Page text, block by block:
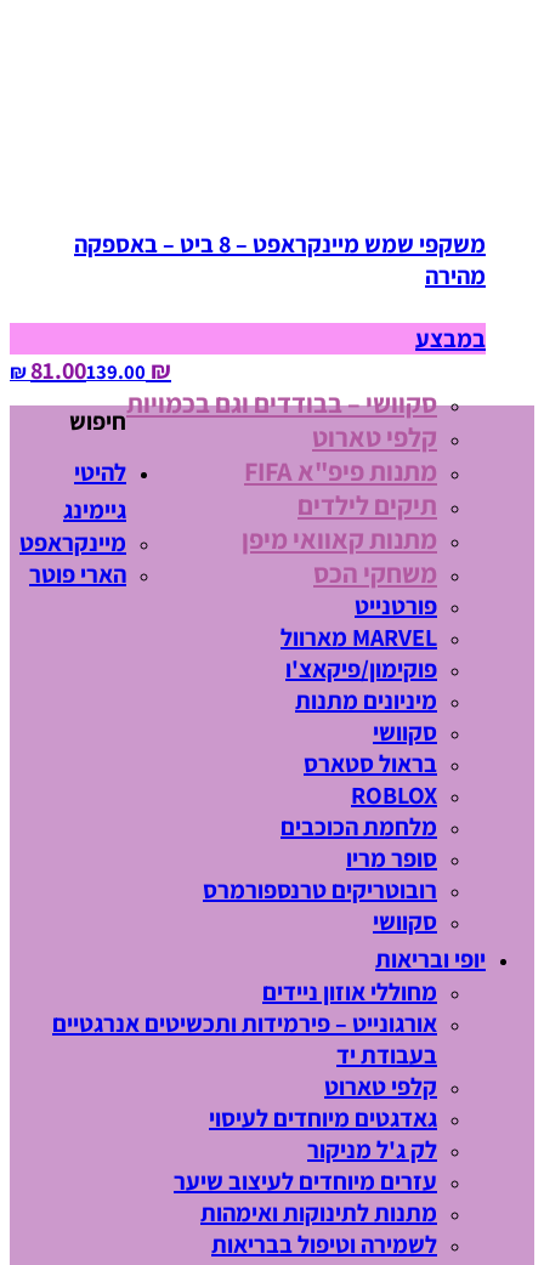
משקפי שמש מיינקראפט – 8 ביט – באספקה
מהירה
במבצע
₪ 81.00
139.00‏ ₪
סקוושי – בבודדים וגם בכמויות
קלפי טארוט
מתנות פיפ"א FIFA
תיקים לילדים
מתנות קאוואי מיפן
משחקי הכס
חיפוש
להיטי
גיימינג
מיינקראפט
הארי פוטר
פורטנייט
MARVEL מארוול
פוקימון/פיקאצ'ו
מיניונים מתנות
סקוושי
בראול סטארס
ROBLOX
מלחמת הכוכבים
סופר מריו
רובוטריקים טרנספורמרס
סקוושי
יופי ובריאות
מחוללי אוזון ניידים
אורגונייט – פירמידות ותכשיטים אנרגטיים
בעבודת יד
קלפי טארוט
גאדגטים מיוחדים לעיסוי
לק ג'ל מניקור
עזרים מיוחדים לעיצוב שיער
מתנות לתינוקות ואימהות
לשמירה וטיפול בבריאות